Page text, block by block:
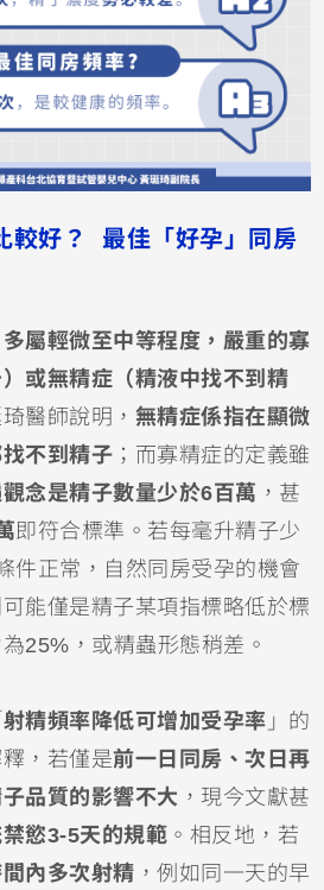
較好？ 最佳「好孕」同房
屬輕微至中等程度，嚴重的寡
或無精症（精液中找不到精
醫師說明， 無精症係指在顯微
不到精子 ；而寡精症的定義雖
念是精子數量少於6百萬 ，甚
即符合標準。若每毫升精子少
件正常，自然同房受孕的機會
能僅是精子某項指標略低於標
25%，或精蟲形態稍差。
射精頻率降低可增加受孕率 」的
，若僅是前一日同房、次日再
品質的影響不大 ，現今文獻甚
慾3-5天的規範 。相反地，若
內多次射精 ，例如同一天的早